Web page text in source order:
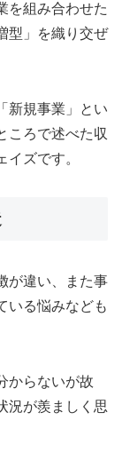
を組み合わせた
型」を織り交ぜ
新規事業」とい
ころで述べた収
ズです。
が違い、また事
いる悩みなども
からないが故
況が羨ましく思